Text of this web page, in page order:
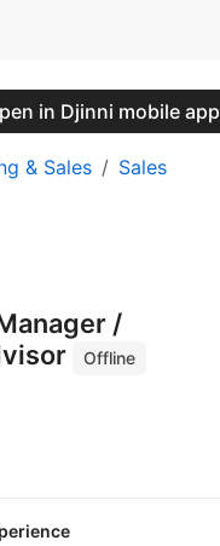
in Djinni mobile app
& Sales Sales
/
Offline